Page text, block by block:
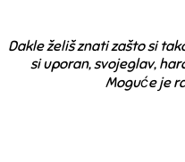
Dakle želiš znati zašto si
si uporan, svojeglav,
Moguće je